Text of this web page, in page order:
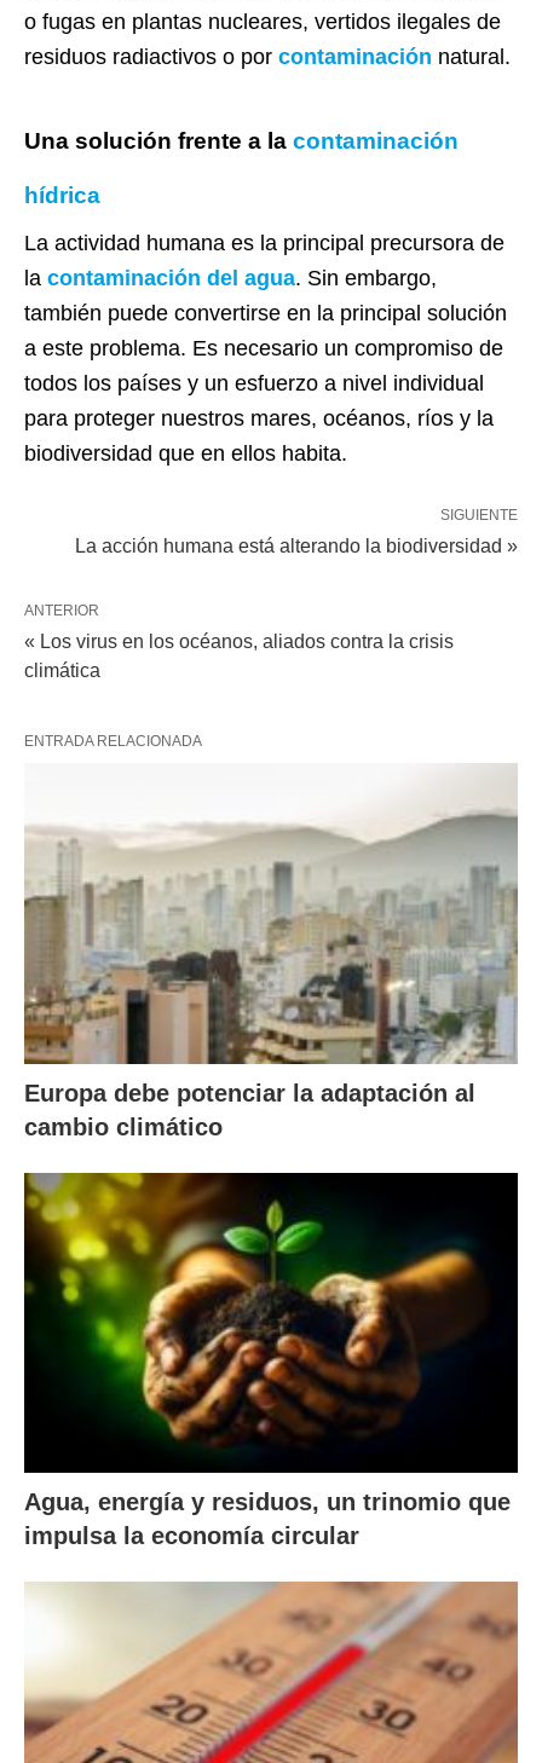
o fugas en plantas nucleares, vertidos ilegales de
residuos radiactivos o por contaminación natural.
Una solución frente a la contaminación
hídrica
La actividad humana es la principal precursora de
la contaminación del agua. Sin embargo,
también puede convertirse en la principal solución
a este problema. Es necesario un compromiso de
todos los países y un esfuerzo a nivel individual
para proteger nuestros mares, océanos, ríos y la
biodiversidad que en ellos habita.
SIGUIENTE
La acción humana está alterando la biodiversidad »
ANTERIOR
« Los virus en los océanos, aliados contra la crisis
climática
ENTRADA RELACIONADA
Europa debe potenciar la adaptación al
cambio climático
Agua, energía y residuos, un trinomio que
impulsa la economía circular